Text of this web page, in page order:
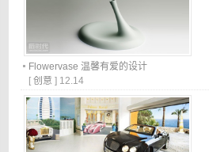
Flowervase 温馨有爱的设计
[ 创意 ] 12.14